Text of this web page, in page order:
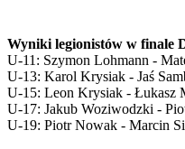
Wyniki legionistów w finale
U-11: Szymon Lohmann -
U-13: Karol Krysiak - Jaś
U-15: Leon Krysiak - Łukasz
U-17: Jakub Woziwodzki -
U-19: Piotr Nowak - Marcin